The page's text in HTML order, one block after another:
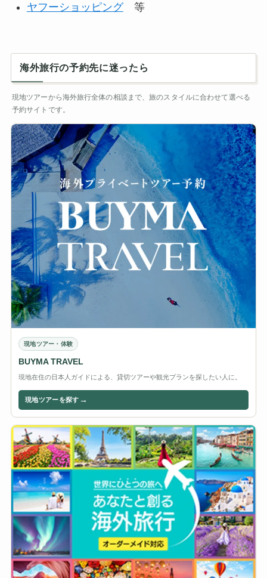
ヤフーショッピング等
海外旅行の予約先に迷ったら
現地ツアーから海外旅行全体の相談まで、旅のスタイルに合わせて選べる
予約サイトです。
現地ツアー・体験
BUYMA TRAVEL
現地在住の日本人ガイドによる、貸切ツアーや観光プランを探したい人に。
現地ツアーを探す →